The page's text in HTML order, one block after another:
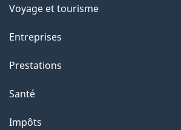
p
a
g
e
Voyage et tourisme
Entreprises
Prestations
Santé
Impôts